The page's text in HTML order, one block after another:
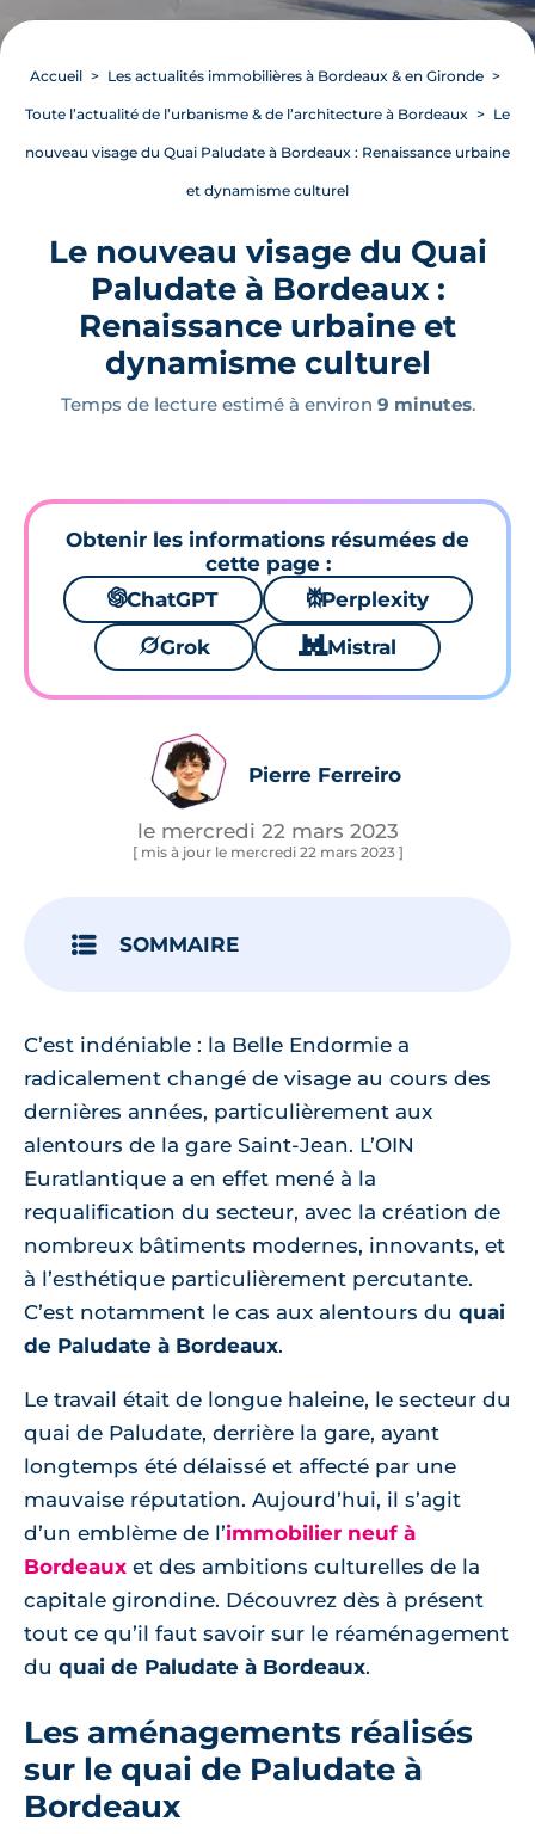
Accueil Les actualités immobilières à Bordeaux & en Gironde
Toute l’actualité de l’urbanisme & de l’architecture à Bordeaux Le
nouveau visage du Quai Paludate à Bordeaux : Renaissance urbaine
et dynamisme culturel
Le nouveau visage du Quai
Paludate à Bordeaux :
Renaissance urbaine et
dynamisme culturel
Temps de lecture estimé à environ 9 minutes.
Obtenir les informations résumées de
cette page :
🌌ChatGPT ⚙Perplexity
🪐Grok 🐱 Mistral
Pierre Ferreiro
le mercredi 22 mars 2023
[ mis à jour le mercredi 22 mars 2023 ]
SOMMAIRE
C’est indéniable : la Belle Endormie a
radicalement changé de visage au cours des
dernières années, particulièrement aux
alentours de la gare Saint-Jean. L’OIN
Euratlantique a en effet mené à la
requalification du secteur, avec la création de
nombreux bâtiments modernes, innovants, et
à l’esthétique particulièrement percutante.
C’est notamment le cas aux alentours du quai
de Paludate à Bordeaux.
Le travail était de longue haleine, le secteur du
quai de Paludate, derrière la gare, ayant
longtemps été délaissé et affecté par une
mauvaise réputation. Aujourd’hui, il s’agit
d’un emblème de l’immobilier neuf à
Bordeaux et des ambitions culturelles de la
capitale girondine. Découvrez dès à présent
tout ce qu’il faut savoir sur le réaménagement
du quai de Paludate à Bordeaux.
Les aménagements réalisés
sur le quai de Paludate à
Bordeaux